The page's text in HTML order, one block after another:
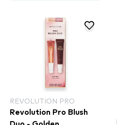
REVOLUTION PRO
Revolution Pro Blush